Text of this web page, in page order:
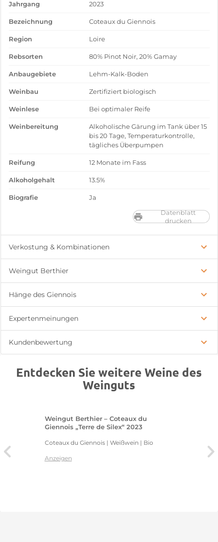
Jahrgang 2023
Bezeichnung Coteaux du Giennois
Region Loire
Rebsorten 80% Pinot Noir, 20% Gamay
Anbaugebiete Lehm-Kalk-Boden
Weinbau Zertifiziert biologisch
Weinlese Bei optimaler Reife
Weinbereitung
Alkoholische Gärung im Tank über 15
bis 20 Tage, Temperaturkontrolle,
tägliches Überpumpen
Reifung 12 Monate im Fass
Alkoholgehalt 13.5%
Biografie Ja
Datenblatt
drucken
Verkostung & Kombinationen
Weingut Berthier
Hänge des Giennois
Expertenmeinungen
Kundenbewertung
Entdecken Sie weitere Weine des
Weinguts
Weingut Berthier – Coteaux du
Giennois „Terre de Silex“ 2023
Coteaux du Giennois | Weißwein | Bio
Anzeigen